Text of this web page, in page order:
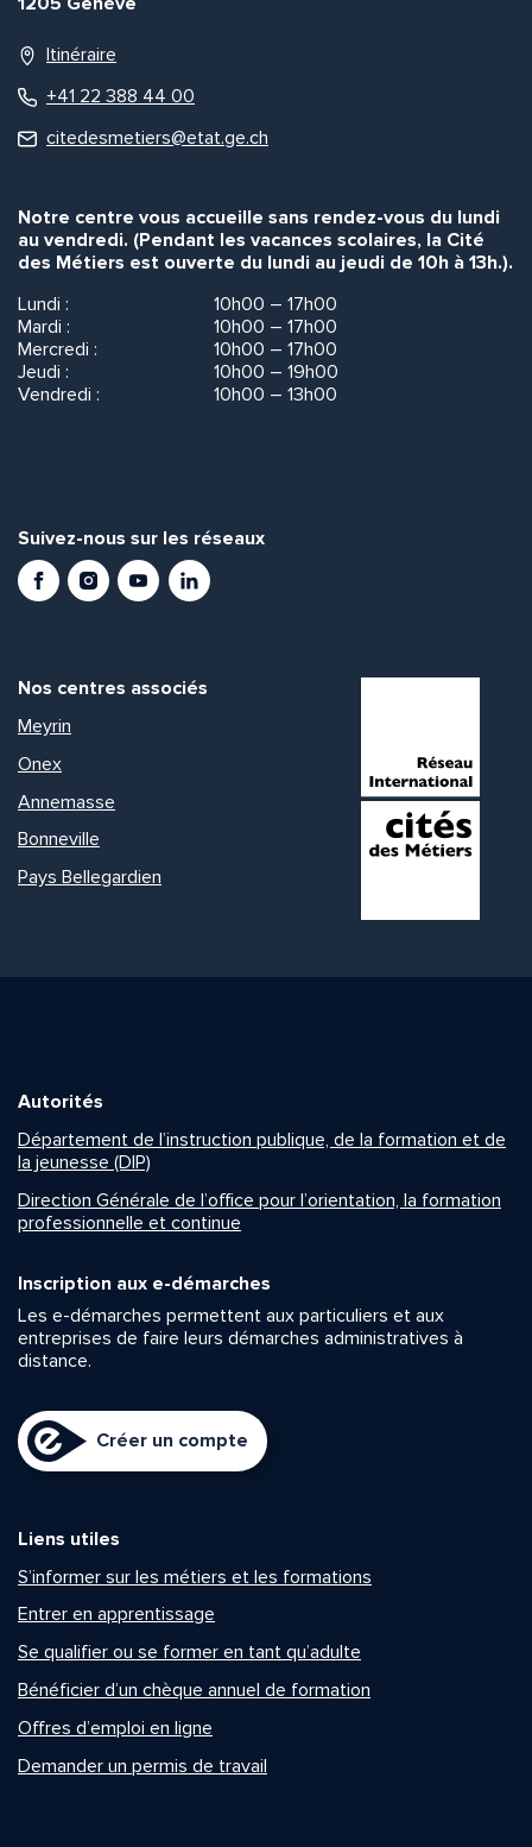
Itinéraire
+41 22 388 44 00
citedesmetiers@etat.ge.ch
Notre centre vous accueille sans rendez-vous du lundi
au vendredi. (Pendant les vacances scolaires, la Cité
des Métiers est ouverte du lundi au jeudi de 10h à 13h.).
Lundi :
10h00 – 17h00
Mardi :
10h00 – 17h00
Mercredi :
10h00 – 17h00
Jeudi :
10h00 – 19h00
Vendredi :
10h00 – 13h00
Suivez-nous sur les réseaux
FacebookInstagramYoutubeLinkedIn
Nos centres associés
Meyrin
Onex
Annemasse
Bonneville
Pays Bellegardien
Autorités
Département de l’instruction publique, de la formation et de
la jeunesse (DIP)
Direction Générale de l’office pour l’orientation, la formation
professionnelle et continue
Inscription aux e-démarches
Les e-démarches permettent aux particuliers et aux
entreprises de faire leurs démarches administratives à
distance.
Créer un compte
Liens utiles
S’informer sur les métiers et les formations
Entrer en apprentissage
Se qualifier ou se former en tant qu’adulte
Bénéficier d’un chèque annuel de formation
Offres d’emploi en ligne
Demander un permis de travail